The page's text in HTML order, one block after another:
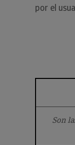
por el
Son